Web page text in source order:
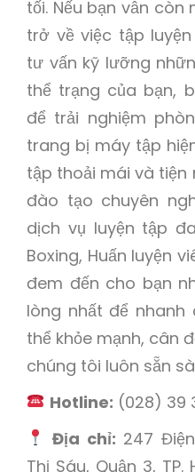
tối. Nếu bạn vẫn
trở về việc tập
tư vấn kỹ lưỡng
thể trạng của bạn,
để trải nghiệm
trang bị máy tập
tập thoải mái và tiện
đào tạo chuyên
dịch vụ luyện tập
Boxing, Huấn luyện
đem đến cho bạn
lòng nhất để
thể khỏe mạnh, cân
chúng tôi luôn sẵn
Hotline: (028) 39
Địa chỉ: 247
Thị Sáu, Quận 3,